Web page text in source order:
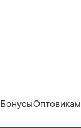
БонусыОптовикам